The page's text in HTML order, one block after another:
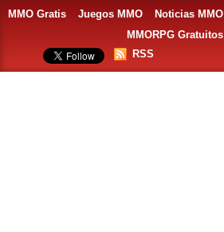
MMO Gratis Juegos MMO Noticias MMO
MMORPG Gratuitos
RSS